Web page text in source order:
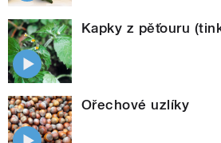
Kapky z pěťouru
Ořechové uzlíky